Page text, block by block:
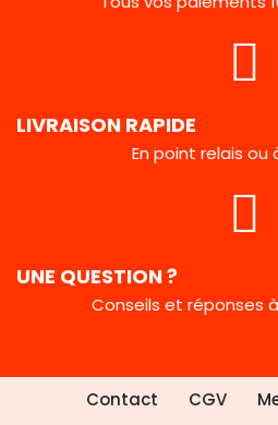
LIVRAISON RAPIDE
En point relais ou
UNE QUESTION ?
Conseils et réponses
Contact CGV